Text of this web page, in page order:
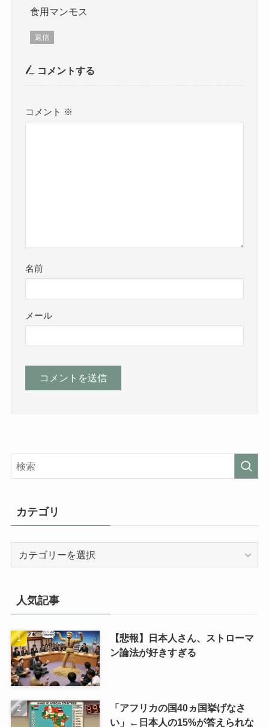
食用マンモス
返信
コメントする
コメント ※
名前
メール
カテゴリ
人気記事
【悲報】日本人さん、ストローマ
ン論法が好きすぎる
「アフリカの国40ヵ国挙げなさ
い」←日本人の15%が答えられな